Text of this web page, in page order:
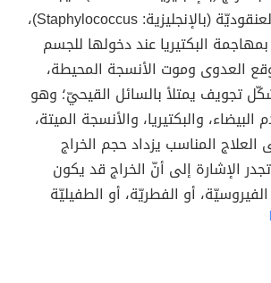
العدوى ببكتيريا المكورة العنقوديّة (بالإنجليزية: Staphylococcus)،
بمهاجمة البكتيريا عند دخولها للجسم
العدوى وموت الأنسجة المحيطة،
تجويف يمتلأ بالسائل القيحيّ؛ وهو
والبكتيريا، والأنسجة الميتة،
المناسب يزداد حجم الخراج
الإشارة إلى أنّ الخراج قد يكون
أو الفطريّة، أو الطفيليّة